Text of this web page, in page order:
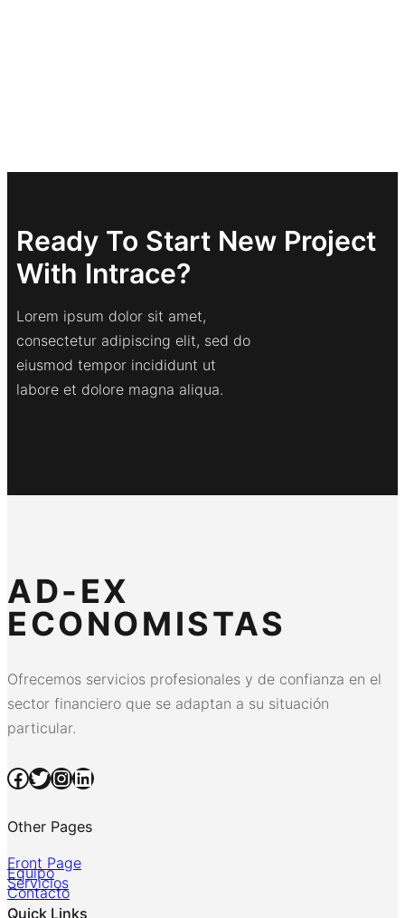
Ready To Start New Project
With Intrace?
Lorem ipsum dolor sit amet,
consectetur adipiscing elit, sed do
eiusmod tempor incididunt ut
labore et dolore magna aliqua.
AD-EX
ECONOMISTAS
Ofrecemos servicios profesionales y de confianza en el
sector financiero que se adaptan a su situación
particular.
Facebook Twitter InstagramLinkedIn
Other Pages
Front Page
Equipo
Servicios
Contacto
Quick Links